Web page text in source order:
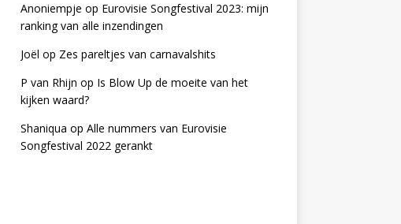
Anoniempje op Eurovisie Songfestival 2023: mijn
ranking van alle inzendingen
Joël op Zes pareltjes van carnavalshits
P van Rhijn op Is Blow Up de moeite van het
kijken waard?
Shaniqua op Alle nummers van Eurovisie
Songfestival 2022 gerankt